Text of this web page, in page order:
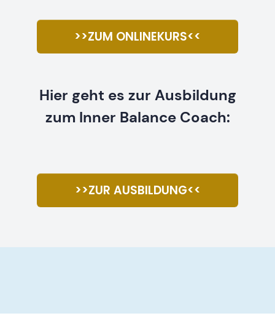
>>ZUM ONLINEKURS<<
Hier geht es zur Ausbildung
zum Inner Balance Coach:
>>ZUR AUSBILDUNG<<